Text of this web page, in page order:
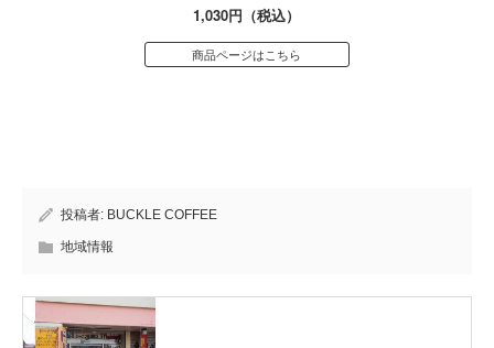
1,030円（税込）
商品ページはこちら
投稿者: BUCKLE COFFEE
地域情報